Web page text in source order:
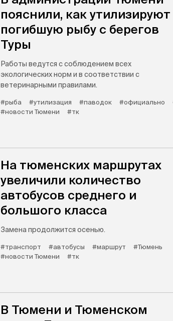
пояснили, как утилизируют
погибшую рыбу с берегов
Туры
Работы ведутся с соблюдением всех
экологических норм и в соответствии с
ветеринарными правилами.
#рыба #утилизация #паводок #официально
#новости Тюмени
#тк
На тюменских маршрутах
увеличили количество
автобусов среднего и
большого класса
Замена продолжится осенью.
#транспорт #автобусы #маршрут
#Тюмень
#новости Тюмени
#тк
В Тюмени и Тюменском